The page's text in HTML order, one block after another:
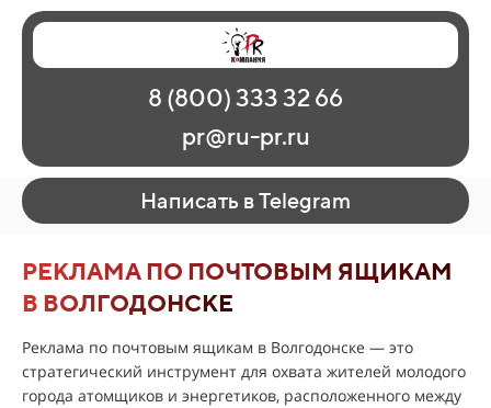
Главная
Наши работы
О рекламе
Регионы
Контакты
8 (800) 333 32 66
pr@ru-pr.ru
Написать в Telegram
РЕКЛАМА ПО ПОЧТОВЫМ ЯЩИКАМ
В ВОЛГОДОНСКЕ
Реклама по почтовым ящикам в Волгодонске — это
стратегический инструмент для охвата жителей молодого
города атомщиков и энергетиков, расположенного между